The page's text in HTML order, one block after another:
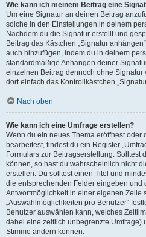
Wie kann ich meinem Beitrag eine
Um eine Signatur an deinen Beitrag
solche in den Einstellungen in deinem
Nachdem du die Signatur erstellt und
Beitrag das Kästchen „Signatur
auch hinzufügen, indem du in deinem
standardmäßige Anhängen deiner
einzelnen Beitrag dennoch ohne Signatur
dort einfach das Kontrollkästchen
Nach oben
Wie kann ich eine Umfrage erstellen?
Wenn du ein neues Thema eröffnest oder
bearbeitest, findest du ein Register
Formulars zur Beitragserstellung. Solltest
können, so hast du wahrscheinlich nicht
erstellen. Du solltest einen Titel und
die entsprechenden Felder eingeben und
Antwortmöglichkeit in einer eigenen Zeile
„Auswahlmöglichkeiten pro Benutzer“
Benutzer auswählen kann, welches
dabei eine zeitlich unbegrenzte Umfrage)
Stimme ändern können.